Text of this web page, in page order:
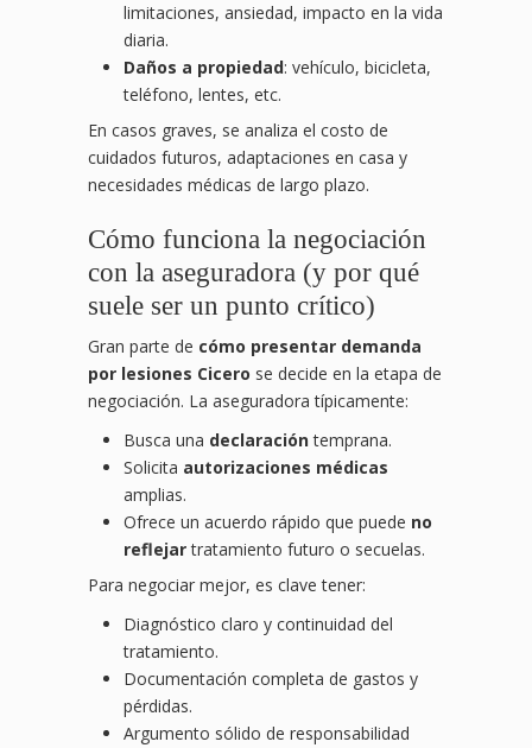
limitaciones, ansiedad, impacto en la vida
diaria.
Daños a propiedad: vehículo, bicicleta,
teléfono, lentes, etc.
En casos graves, se analiza el costo de
cuidados futuros, adaptaciones en casa y
necesidades médicas de largo plazo.
Cómo funciona la negociación
con la aseguradora (y por qué
suele ser un punto crítico)
Gran parte de cómo presentar demanda
por lesiones Cicero se decide en la etapa de
negociación. La aseguradora típicamente:
Busca una declaracióntemprana.
Solicita autorizaciones médicas
amplias.
Ofrece un acuerdo rápido que puede no
reflejartratamiento futuro o secuelas.
Para negociar mejor, es clave tener:
Diagnóstico claro y continuidad del
tratamiento.
Documentación completa de gastos y
pérdidas.
Argumento sólido de responsabilidad